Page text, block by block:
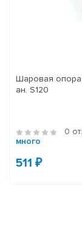
Шаровая опора
ан. S120
0
много
511 ₽